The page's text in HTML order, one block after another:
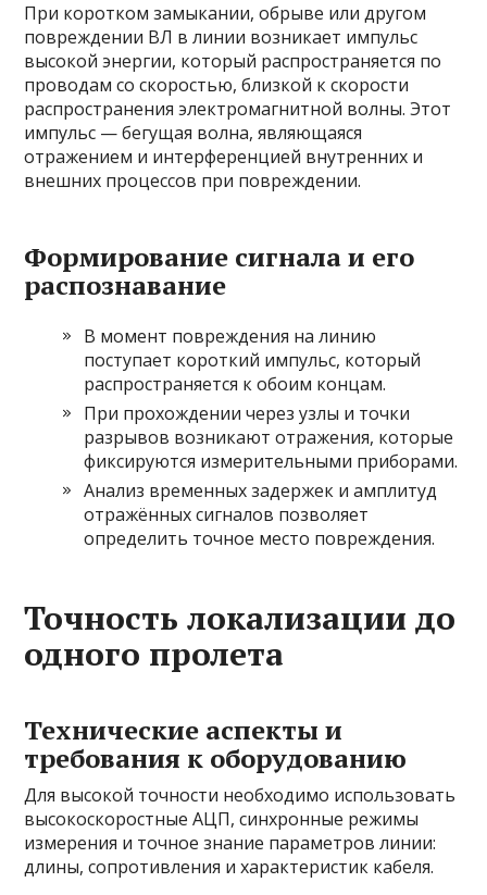
При коротком замыкании, обрыве или другом
повреждении ВЛ в линии возникает импульс
высокой энергии, который распространяется по
проводам со скоростью, близкой к скорости
распространения электромагнитной волны. Этот
импульс — бегущая волна, являющаяся
отражением и интерференцией внутренних и
внешних процессов при повреждении.
Формирование сигнала и его
распознавание
В момент повреждения на линию
поступает короткий импульс, который
распространяется к обоим концам.
При прохождении через узлы и точки
разрывов возникают отражения, которые
фиксируются измерительными приборами.
Анализ временных задержек и амплитуд
отражённых сигналов позволяет
определить точное место повреждения.
Точность локализации до
одного пролета
Технические аспекты и
требования к оборудованию
Для высокой точности необходимо использовать
высокоскоростные АЦП, синхронные режимы
измерения и точное знание параметров линии:
длины, сопротивления и характеристик кабеля.